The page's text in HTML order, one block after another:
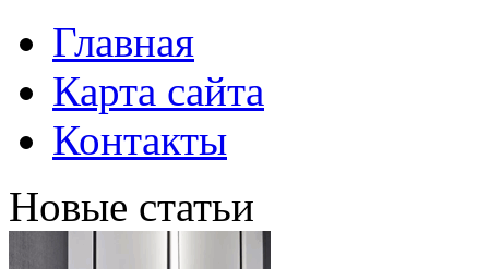
Главная
Карта сайта
Контакты
Новые статьи